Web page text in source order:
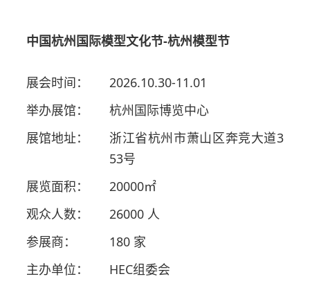
中国杭州国际模型文化节-杭州模型节
展会时间：
2026.10.30-11.01
举办展馆：
杭州国际博览中心
展馆地址：
浙江省杭州市萧山区奔竞大道3
53号
展览面积：
20000㎡
观众人数：
26000 人
参展商：
180 家
主办单位：
HEC组委会